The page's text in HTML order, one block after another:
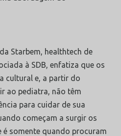
Starbem, healthtech de
à SDB, enfatiza que os
cultural e, a partir do
ao pediatra, não têm
para cuidar de sua
começam a surgir os
é somente quando procuram